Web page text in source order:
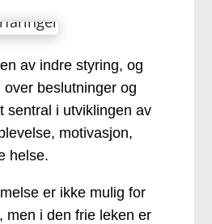
av indre styring, og
beslutninger og
sentral i utviklingen av
motivasjon,
helse.
er ikke mulig for
men i den frie leken er